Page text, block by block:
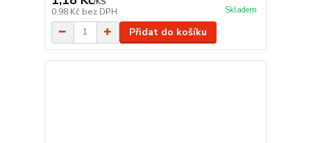
0,98 Kč bez DPH Skladem
Přidat do košíku